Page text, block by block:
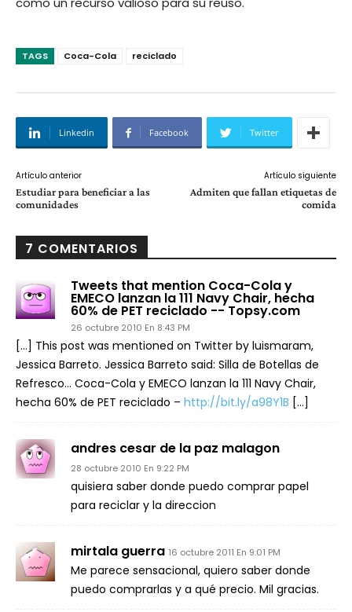
TAGS Coca-Cola reciclado
Linkedin Facebook Twitter
Artículo anterior
Estudiar para beneficiar a las
comunidades
Artículo siguiente
Admiten que fallan etiquetas de
comida
7 COMENTARIOS
Tweets that mention Coca-Cola y
EMECO lanzan la 111 Navy Chair, hecha
60% de PET reciclado -- Topsy.com
26 octubre 2010 En 8:43 PM
[…] This post was mentioned on Twitter by luismaram,
Jessica Barreto. Jessica Barreto said: Silla de Botellas de
Refresco… Coca-Cola y EMECO lanzan la 111 Navy Chair,
hecha 60% de PET reciclado – http://bit.ly/a98Y1B […]
andres cesar de la paz malagon
28 octubre 2010 En 9:22 PM
quisiera saber donde puedo comprar papel
para reciclar y la direccion
mirtala guerra 16 octubre 2011 En 9:01 PM
Me parece sensacional, quiero saber donde
puedo comprarlas y a qué precio. Mil gracias.